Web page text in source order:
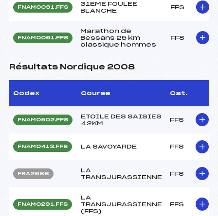
FNAM0091.FFS
31EME FOULEE
BLANCHE
FFS
FNAM0061.FFS
Marathon de
Bessans 25 km
classique hommes
FFS
Résultats Nordique 2008
Codex Course Cat.
FNAM0502.FFS
ETOILE DES SAISIES
42KM
FFS
FNAM0413.FFS LA SAVOYARDE FFS
FRA2688
LA
TRANSJURASSIENNE
FFS
FNAM0291.FFS
LA
TRANSJURASSIENNE
(FFS)
FFS